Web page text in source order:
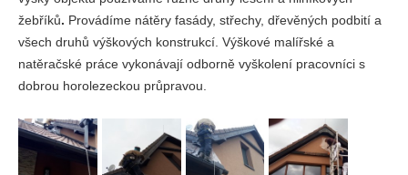
žebříků. Provádíme nátěry fasády, střechy, dřevěných podbití a
všech druhů výškových konstrukcí. Výškové malířské a
natěračské práce vykonávají odborně vyškolení pracovníci s
dobrou horolezeckou průpravou.